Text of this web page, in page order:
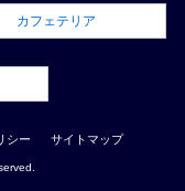
カフェテリア
シー サイトマップ